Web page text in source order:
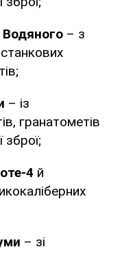
Водяного – з
– із
гранатометів
зброї;
4 й
– зі